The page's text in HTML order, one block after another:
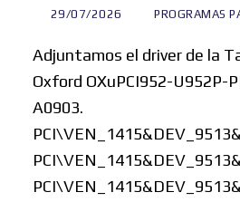
29/07/2026 PROGRAMAS
Adjuntamos el driver de la
Oxford OXuPCI952-U952P-
A0903.